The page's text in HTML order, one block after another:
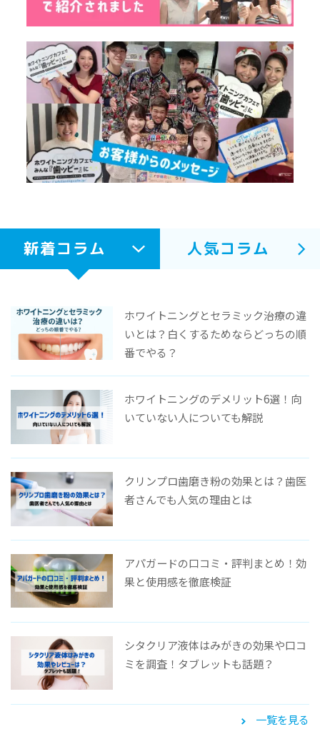
新着コラム 人気コラム
ホワイトニングとセラミック治療の違
いとは？白くするためならどっちの順
番でやる？
ホワイトニングのデメリット6選！向
いていない人についても解説
クリンプロ歯磨き粉の効果とは？歯医
者さんでも人気の理由とは
アパガードの口コミ・評判まとめ！効
果と使用感を徹底検証
シタクリア液体はみがきの効果や口コ
ミを調査！タブレットも話題？
一覧を見る